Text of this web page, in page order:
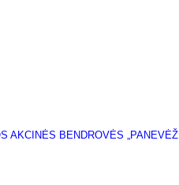
AKCINĖS BENDROVĖS